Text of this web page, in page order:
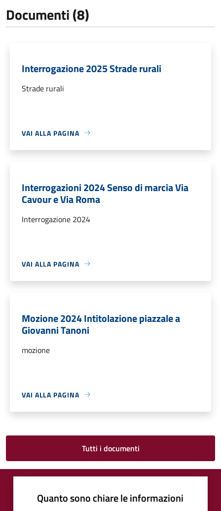
Documenti (8)
Interrogazione 2025 Strade rurali
Strade rurali
VAI ALLA PAGINA
Interrogazioni 2024 Senso di marcia Via
Cavour e Via Roma
Interrogazione 2024
VAI ALLA PAGINA
Mozione 2024 Intitolazione piazzale a
Giovanni Tanoni
mozione
VAI ALLA PAGINA
Tutti i documenti
Quanto sono chiare le informazioni